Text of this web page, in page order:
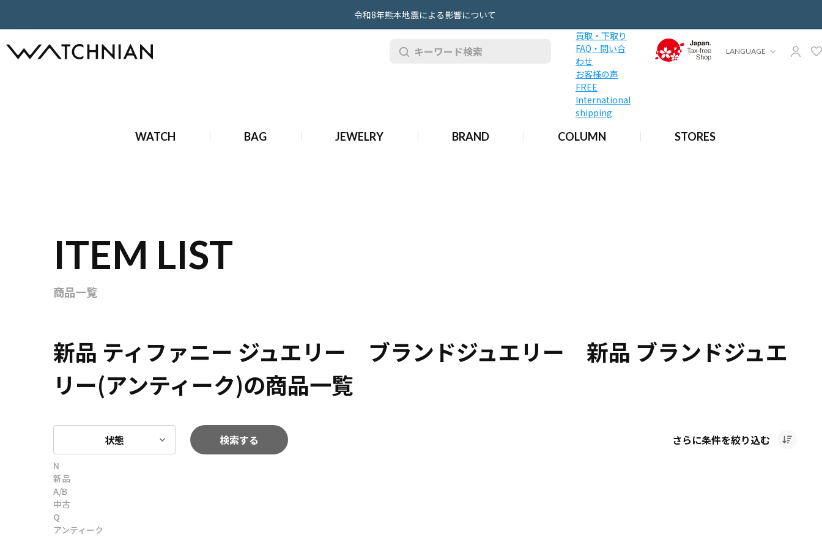
令和8年熊本地震による影響について
買取・下取り
FAQ・問い合
わせ
お客様の声
FREE
International
shipping
WATCH BAG JEWELRY BRAND COLUMN STORES
LANGUAGE
ITEM LIST
商品一覧
新品 ティファニー ジュエリー ブランドジュエリー 新品 ブランドジュエ
リー(アンティーク)の商品一覧
状態 検索する さらに条件を絞り込む
N
新品
A/B
中古
Q
アンティーク